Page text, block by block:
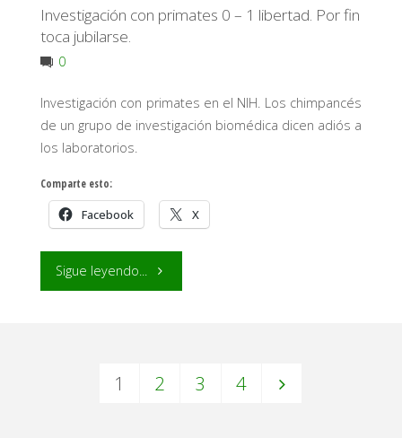
grupo
individual."
Investigación con primates 0 – 1 libertad. Por fin
toca jubilarse.
0
Investigación con primates en el NIH. Los chimpancés
de un grupo de investigación biomédica dicen adiós a
los laboratorios.
Comparte esto:
Facebook X
Sigue leyendo... "Investigación
1 2 3 4